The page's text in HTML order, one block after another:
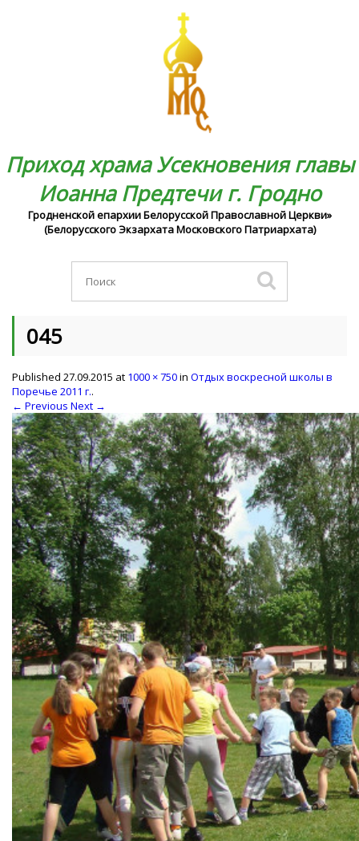
Приход храма Усекновения главы
Иоанна Предтечи г. Гродно
Гродненской епархии Белорусской Православной Церкви»
(Белорусского Экзархата Московского Патриархата)
045
Published 27.09.2015 at 1000 × 750in Отдых воскресной школы в
Поречье 2011 г..
← Previous Next →